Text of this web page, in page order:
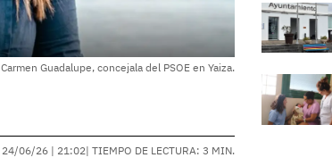
Carmen Guadalupe, concejala del PSOE en Yaiza.
24/06/26 | 21:02| TIEMPO DE LECTURA: 3 MIN.